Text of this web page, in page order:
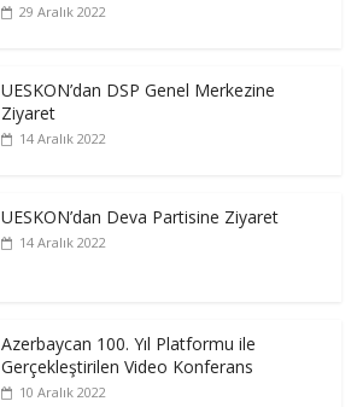
29 Aralık 2022
UESKON’dan DSP Genel Merkezine
Ziyaret
14 Aralık 2022
UESKON’dan Deva Partisine Ziyaret
14 Aralık 2022
Azerbaycan 100. Yıl Platformu ile
Gerçekleştirilen Video Konferans
10 Aralık 2022